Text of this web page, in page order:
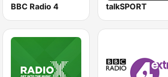
BBC Radio 4 talkSPORT